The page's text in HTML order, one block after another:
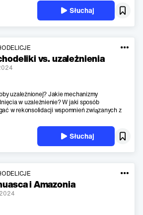
Słuchaj
vs. uzależnienia
uzależnionej? Jakie mechanizmy
w uzależnienie? W jaki sposób
w rekonsolidacji wspomnień związanych z
Słuchaj
i Amazonia